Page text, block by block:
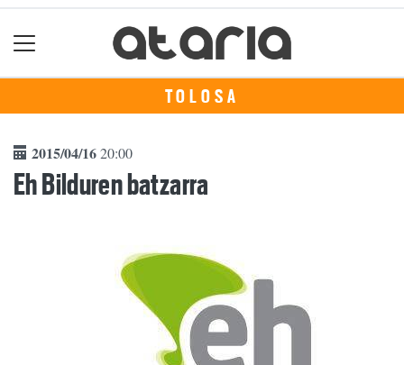
TOLOSA
2015/04/1620:00
Eh Bilduren batzarra